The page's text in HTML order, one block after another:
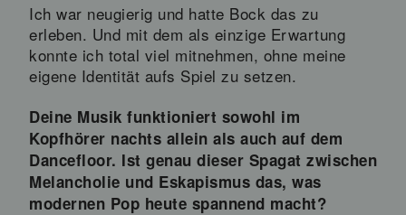
Ich war neugierig und hatte Bock das zu
erleben. Und mit dem als einzige Erwartung
konnte ich total viel mitnehmen, ohne meine
eigene Identität aufs Spiel zu setzen.
Deine Musik funktioniert sowohl im
Kopfhörer nachts allein als auch auf dem
Dancefloor. Ist genau dieser Spagat zwischen
Melancholie und Eskapismus das, was
modernen Pop heute spannend macht?